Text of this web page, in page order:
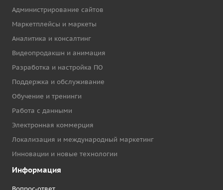
Администрирование сайтов
Маркетплейсы и маркеты
Аналитика и консалтинг
Видеопродакшн и анимация
Разработка и настройка ПО
Поддержка и обслуживание
Обучение и тренинги
Работа с данными
Электронная коммерция
Локализация и международный маркетинг
Инновации и новые технологии
Информация